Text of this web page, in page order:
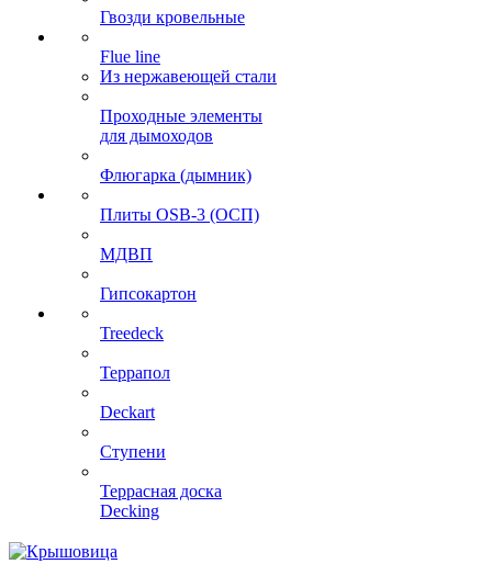
Гвозди кровельные
Flue line
Из нержавеющей стали
Проходные элементы
для дымоходов
Флюгарка (дымник)
Плиты OSB-3 (ОСП)
МДВП
Гипсокартон
Treedeck
Террапол
Deckart
Ступени
Террасная доска
Decking